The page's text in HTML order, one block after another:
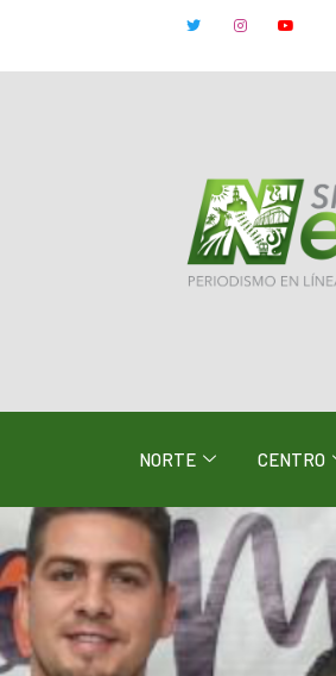
NORTE CENTRO